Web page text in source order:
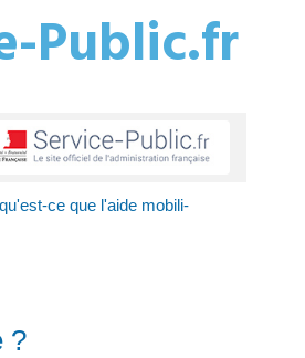
Public.fr
ce que l'aide mobili-
?